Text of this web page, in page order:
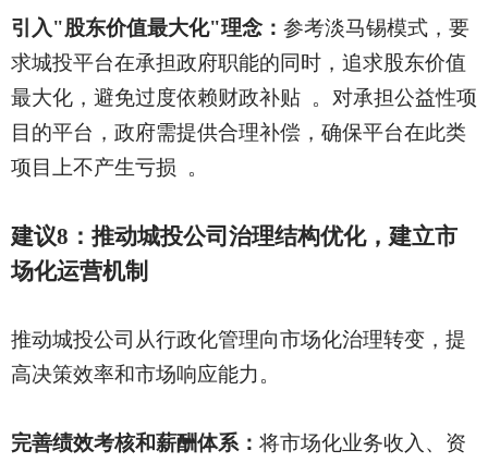
引入"股东价值最大化"理念： 参考淡马锡模式，要
求城投平台在承担政府职能的同时，追求股东价值
最大化，避免过度依赖财政补贴 。对承担公益性项
目的平台，政府需提供合理补偿，确保平台在此类
项目上不产生亏损
。
建议8：推动城投公司治理结构优化，建立市
场化运营机制
推动城投公司从行政化管理向市场化治理转变，提
高决策效率和市场响应能力。
完善绩效考核和薪酬体系： 将市场化业务收入、资